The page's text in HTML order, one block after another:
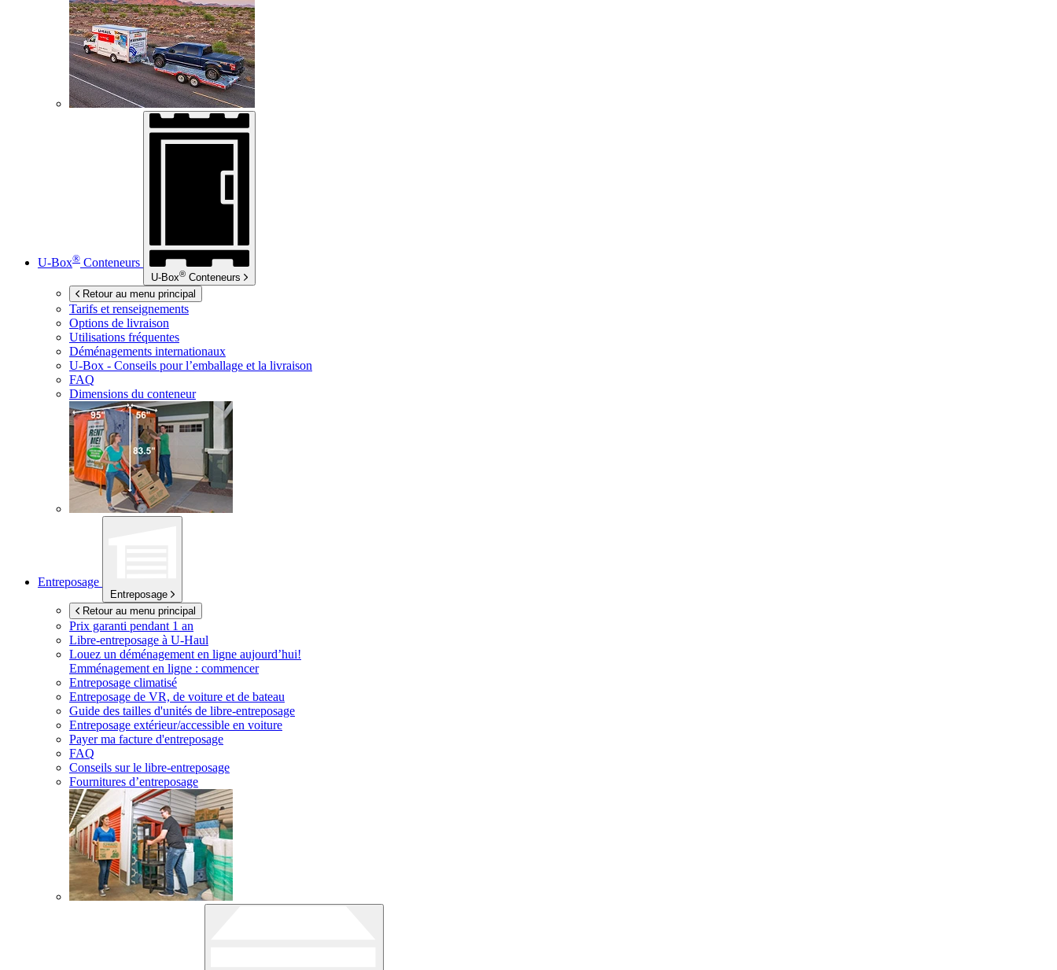
U-Box® Conteneurs
U-Box® Conteneurs
Retour au menu principal
Tarifs et renseignements
Options de livraison
Utilisations fréquentes
Déménagements internationaux
U-Box - Conseils pour l’emballage et la livraison
FAQ
Dimensions du conteneur
Entreposage
Entreposage
Retour au menu principal
Prix garanti pendant 1 an
Libre-entreposage à U-Haul
Louez un déménagement en ligne aujourd’hui!
Emménagement en ligne : commencer
Entreposage climatisé
Entreposage de VR, de voiture et de bateau
Guide des tailles d'unités de libre-entreposage
Entreposage extérieur/accessible en voiture
Payer ma facture d'entreposage
FAQ
Conseils sur le libre-entreposage
Fournitures d’entreposage